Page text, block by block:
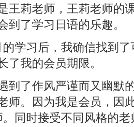
王莉老师，王莉老师的
到了学习日语的乐趣。
学习后，我确信找到
了我的会员期限。
到了作风严谨而又幽默
师。因为我是会员，因
同时接受不同风格的